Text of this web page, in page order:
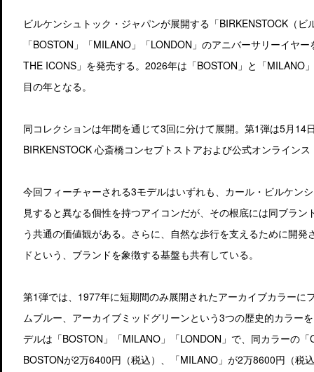
ビルケンシュトック・ジャパンが展開する「BIRKENSTOCK（
「BOSTON」「MILANO」「LONDON」のアニバーサリーイヤ
THE ICONS」を発売する。2026年は「BOSTON」と「MILANO
目の年となる。
同コレクションは年間を通じて3回に分けて展開。第1弾は5月14
BIRKENSTOCK 心斎橋コンセプトストアおよび公式オンライン
今回フィーチャーされる3モデルはいずれも、カール・ビルケン
見すると異なる個性を持つアイコンだが、その根底には同ブラ
う共通の価値観がある。さらに、自然な歩行を支えるために開
ドという、ブランドを象徴する基盤も共有している。
第1弾では、1977年に短期間のみ展開されたアーカイブカラーに
ムブルー、アーカイブミッドグリーンという3つの歴史的カラー
デルは「BOSTON」「MILANO」「LONDON」で、同カラーの
BOSTONが2万6400円（税込）、「MILANO」が2万8600円（税